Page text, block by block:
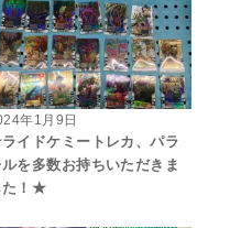
年1月9日
イドケミートレカ、パラ
ルを多数お持ちいただきま
た！★